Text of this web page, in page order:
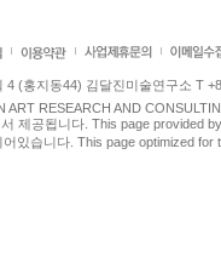
4 (홍지동44) 김달진미술연구소 T
ART RESEARCH AND
제공됩니다. This page provided by
있습니다. This page optimized for